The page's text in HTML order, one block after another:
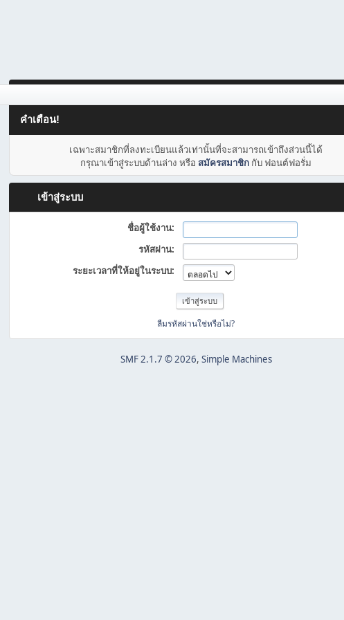
คำเตือน!
เฉพาะสมาชิกที่ลงทะเบียนแล้วเท่านั้นที่จะสามารถเข้าถึงส่วนนี้ได้
กรุณาเข้าสู่ระบบด้านล่าง หรือ สมัครสมาชิก กับ ฟอนต์ฟอรั่ม
เข้าสู่ระบบ
ชื่อผู้ใช้งาน:
รหัสผ่าน:
ระยะเวลาที่ให้อยู่ในระบบ:
ลืมรหัสผ่านใช่หรือไม่?
SMF 2.1.7 © 2026, Simple Machines